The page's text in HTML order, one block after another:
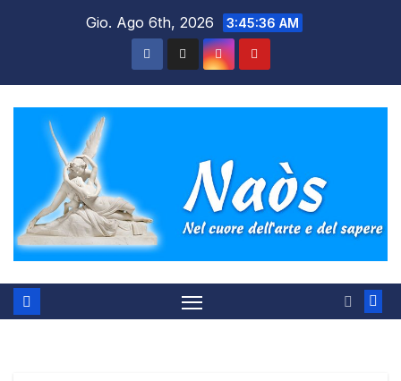
Gio. Ago 6th, 2026 3:45:37 AM